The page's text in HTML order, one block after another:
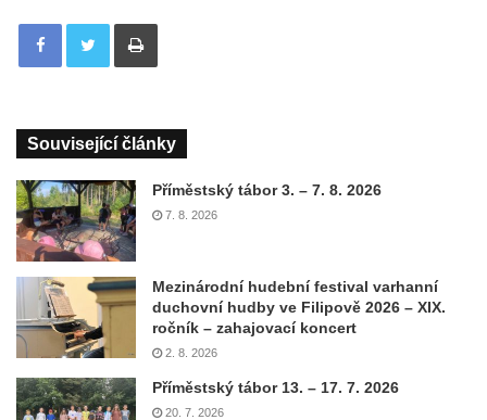
Tisknout
Související články
Příměstský tábor 3. – 7. 8. 2026
7. 8. 2026
Mezinárodní hudební festival varhanní
duchovní hudby ve Filipově 2026 – XIX.
ročník – zahajovací koncert
2. 8. 2026
Příměstský tábor 13. – 17. 7. 2026
20. 7. 2026